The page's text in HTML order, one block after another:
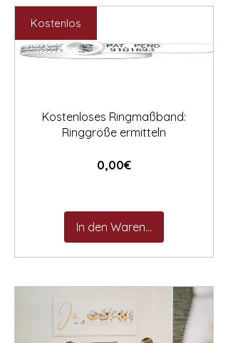
Preis
2.531,00 €
Preis
Kostenlos
Kostenloses Ringmaßband:
Ringgröße ermitteln
0,00€Preis
In den Warenkorb